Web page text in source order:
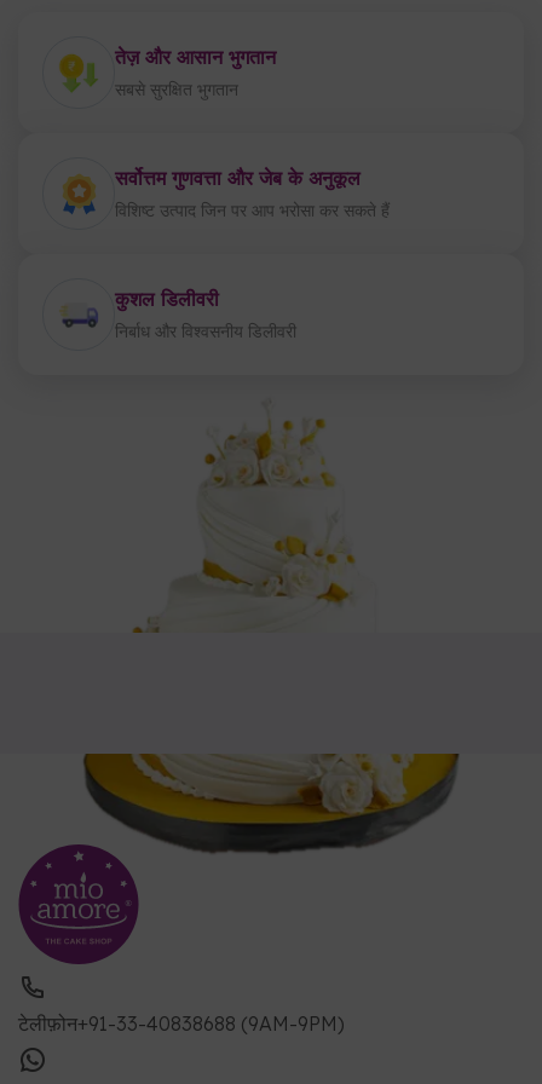
तेज़ और आसान भुगतान
सबसे सुरक्षित भुगतान
सर्वोत्तम गुणवत्ता और जेब के अनुकूल
विशिष्ट उत्पाद जिन पर आप भरोसा कर सकते हैं
कुशल डिलीवरी
निर्बाध और विश्वसनीय डिलीवरी
टेलीफ़ोन+91-33-40838688 (9AM-9PM)